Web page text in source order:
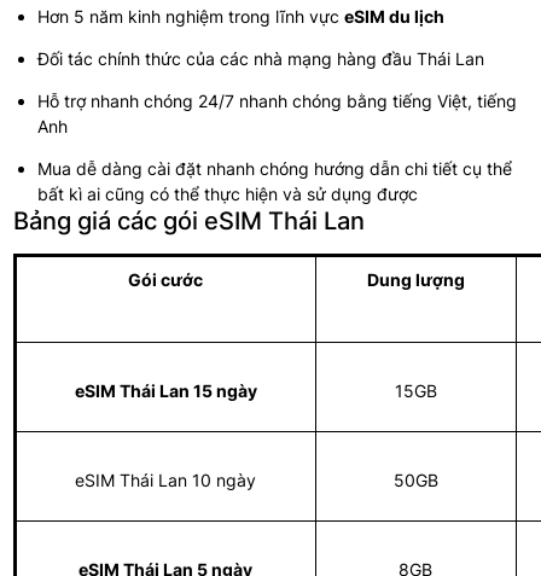
Hơn 5 năm kinh nghiệm trong lĩnh vực eSIM du lịch
Đối tác chính thức của các nhà mạng hàng đầu Thái Lan
Hỗ trợ nhanh chóng 24/7 nhanh chóng bằng tiếng Việt, tiếng
Anh
Mua dễ dàng cài đặt nhanh chóng hướng dẫn chi tiết cụ thể
bất kì ai cũng có thể thực hiện và sử dụng được
Bảng giá các gói eSIM Thái Lan
Gói cước Dung lượng
eSIM Thái Lan 15 ngày 15GB
eSIM Thái Lan 10 ngày 50GB
eSIM Thái Lan 5 ngày 8GB